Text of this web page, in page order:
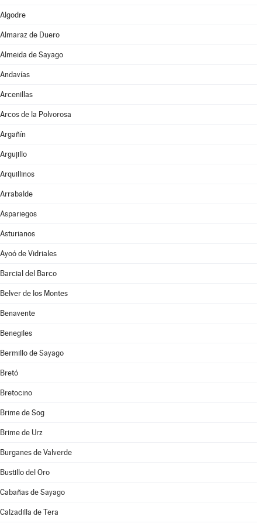
Algodre
Almaraz de Duero
Almeida de Sayago
Andavías
Arcenillas
Arcos de la Polvorosa
Argañín
Argujillo
Arquillinos
Arrabalde
Aspariegos
Asturianos
Ayoó de Vidriales
Barcial del Barco
Belver de los Montes
Benavente
Benegiles
Bermillo de Sayago
Bretó
Bretocino
Brime de Sog
Brime de Urz
Burganes de Valverde
Bustillo del Oro
Cabañas de Sayago
Calzadilla de Tera